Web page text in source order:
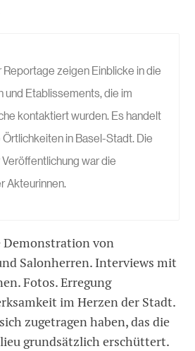
zeigen Einblicke in die
und Etablissements, die im
kontaktiert wurden. Es handelt
in Basel-Stadt. Die
war die
Akteurinnen.
Demonstration von
Salonherren. Interviews mit
Fotos. Erregung
im Herzen der Stadt.
zugetragen haben, das die
grundsätzlich erschüttert.